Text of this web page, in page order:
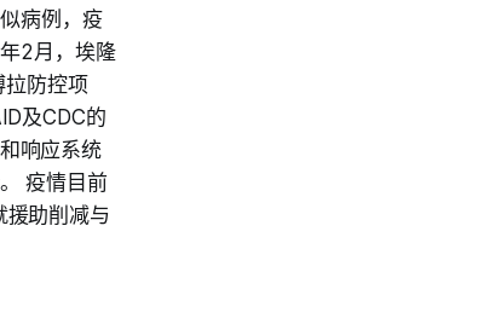
病例，疫
2月，埃隆
拉防控项
及CDC的
响应系统
疫情目前
援助削减与